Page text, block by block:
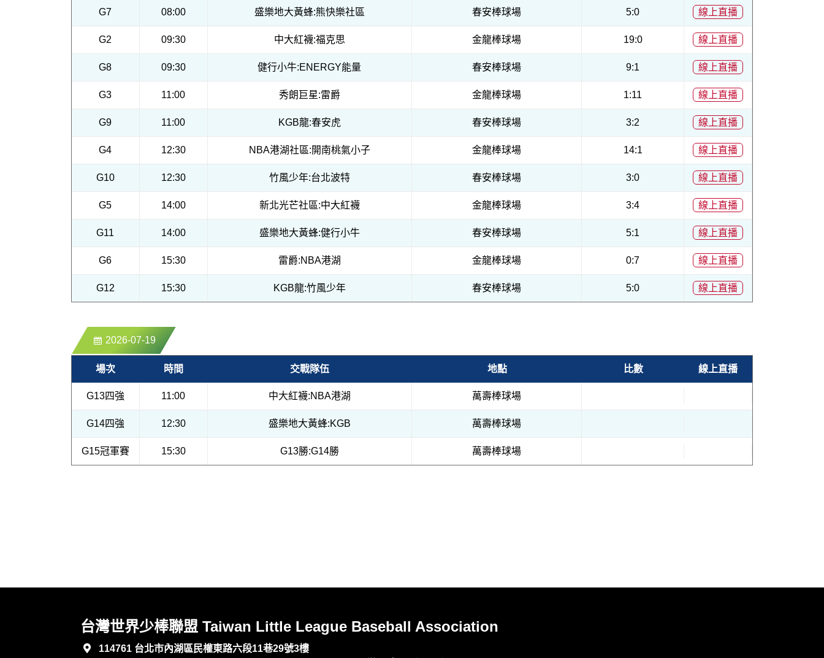
G7 08:00 盛樂地大黃蜂:熊快樂社區 春安棒球場 5:0 線上直播
G2 09:30 中大紅襪:福克思 金龍棒球場 19:0 線上直播
G8 09:30 健行小牛:ENERGY能量 春安棒球場 9:1 線上直播
G3 11:00 秀朗巨星:雷爵 金龍棒球場 1:11 線上直播
G9 11:00 KGB龍:春安虎 春安棒球場 3:2 線上直播
G4 12:30 NBA港湖社區:開南桃氣小子 金龍棒球場 14:1 線上直播
G10 12:30 竹風少年:台北波特 春安棒球場 3:0 線上直播
G5 14:00 新北光芒社區:中大紅襪 金龍棒球場 3:4 線上直播
G11 14:00 盛樂地大黃蜂:健行小牛 春安棒球場 5:1 線上直播
G6 15:30 雷爵:NBA港湖 金龍棒球場 0:7 線上直播
G12 15:30 KGB龍:竹風少年 春安棒球場 5:0 線上直播
2026-07-19
場次 時間 交戰隊伍 地點 比數 線上直播
G13四強 11:00 中大紅襪:NBA港湖 萬壽棒球場
G14四強 12:30 盛樂地大黃蜂:KGB 萬壽棒球場
G15冠軍賽 15:30 G13勝:G14勝 萬壽棒球場
台灣世界少棒聯盟 Taiwan Little League Baseball Association
114761 台北市內湖區民權東路六段11巷29號3樓